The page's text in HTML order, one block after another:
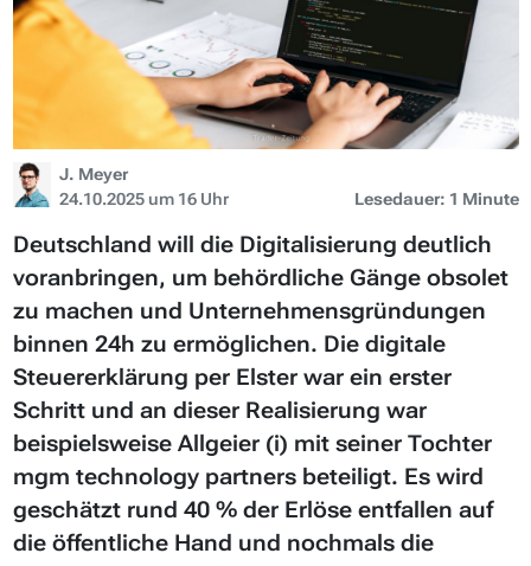
J. Meyer
24.10.2025 um 16 Uhr
Lesedauer: 1 Minute
Deutschland will die Digitalisierung deutlich
voranbringen, um behördliche Gänge obsolet
zu machen und Unternehmensgründungen
binnen 24h zu ermöglichen. Die digitale
Steuererklärung per Elster war ein erster
Schritt und an dieser Realisierung war
beispielsweise Allgeier (i) mit seiner Tochter
mgm technology partners beteiligt. Es wird
geschätzt rund 40 % der Erlöse entfallen auf
die öffentliche Hand und nochmals die